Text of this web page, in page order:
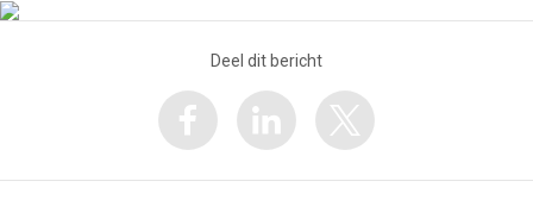
Deel dit bericht